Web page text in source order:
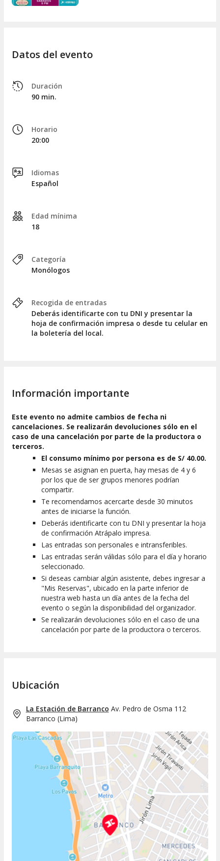
Datos del evento
Duración
90 min.
Horario
20:00
Idiomas
Español
Edad mínima
18
Categoría
Monólogos
Recogida de entradas
Deberás identificarte con tu DNI y presentar la
hoja de confirmación impresa o desde tu celular en
la boletería del local.
Información importante
Este evento no admite cambios de fecha ni
cancelaciones. Se realizarán devoluciones sólo en el
caso de una cancelación por parte de la productora o
terceros.
El consumo mínimo por persona es de S/ 40.00.
Mesas se asignan en puerta, hay mesas de 4 y 6
por los que de ser grupos menores podrían
compartir.
Te recomendamos acercarte desde 30 minutos
antes de iniciarse la función.
Deberás identificarte con tu DNI y presentar la hoja
de confirmación Atrápalo impresa.
Las entradas son personales e intransferibles.
Las entradas serán válidas sólo para el día y horario
seleccionado.
Si deseas cambiar algún asistente, debes ingresar a
"Mis Reservas", ubicado en la parte inferior de
nuestra web hasta un día antes de la fecha del
evento o según la disponibilidad del organizador.
Se realizarán devoluciones sólo en el caso de una
cancelación por parte de la productora o terceros.
Ubicación
La Estación de Barranco Av. Pedro de Osma 112
Barranco (Lima)